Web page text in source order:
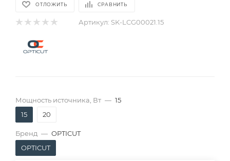
ОТЛОЖИТЬ СРАВНИТЬ
Артикул: SK-LCG00021.15
Мощность источника, Вт — 15
15
20
Бренд — OPTICUT
OPTICUT